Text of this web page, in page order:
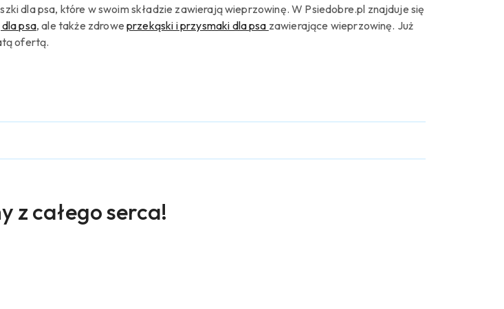
dla psa, które w swoim składzie zawierają wieprzowinę. W Psiedobre.pl znajduje się
psa,ale także zdrowe przekąski i przysmaki dla psa zawierające wieprzowinę. Już
ofertą.
z całego serca!